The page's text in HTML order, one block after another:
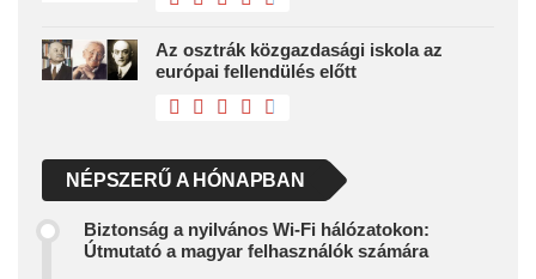
Az osztrák közgazdasági iskola az
európai fellendülés előtt
NÉPSZERŰ A HÓNAPBAN
Biztonság a nyilvános Wi-Fi hálózatokon:
Útmutató a magyar felhasználók számára